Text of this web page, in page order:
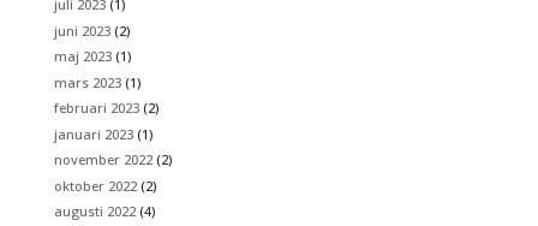
juli 2023(1)
juni 2023(2)
maj 2023(1)
mars 2023(1)
februari 2023(2)
januari 2023(1)
november 2022(2)
oktober 2022(2)
augusti 2022(4)